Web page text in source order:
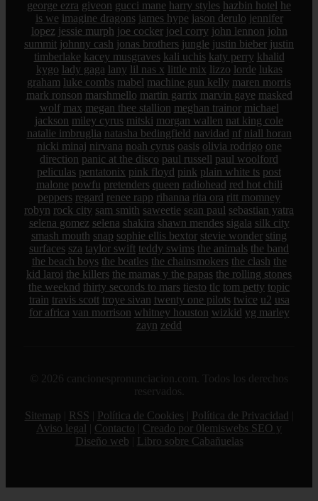
george ezra giveon gucci mane harry styles hazbin hotel he
is we imagine dragons james hype jason derulo jennifer
lopez jessie murph joe cocker joel corry john lennon john
summit johnny cash jonas brothers jungle justin bieber justin
timberlake kacey musgraves kali uchis katy perry khalid
kygo lady gaga lany lil nas x little mix lizzo lorde lukas
graham luke combs mabel machine gun kelly maren morris
mark ronson marshmello martin garrix marvin gaye masked
wolf max megan thee stallion meghan trainor michael
jackson miley cyrus mitski morgan wallen nat king cole
natalie imbruglia natasha bedingfield navidad nf niall horan
nicki minaj nirvana noah cyrus oasis olivia rodrigo one
direction panic at the disco paul russell paul woolford
peliculas pentatonix pink floyd pink plain white ts post
malone powfu pretenders queen radiohead red hot chili
peppers regard renee rapp rihanna rita ora ritt momney
robyn rock city sam smith saweetie sean paul sebastian yatra
selena gomez selena shakira shawn mendes sigala silk city
smash mouth snap sophie ellis bextor stevie wonder sting
surfaces sza taylor swift teddy swims the animals the band
the beach boys the beatles the chainsmokers the clash the
kid laroi the killers the mamas y the papas the rolling stones
the weeknd thirty seconds to mars tiesto tlc tom petty topic
train travis scott troye sivan twenty one pilots twice u2 usa
for africa van morrison whitney houston wizkid yg marley
zayn zedd
© 2026 cancionespronunciacion.com. Todos los derechos
reservados.
Sitemap
RSS Política de Cookies Política de Privacidad
Aviso legal
Contacto
Creado por 0lemiswebs SEO y
Diseño web
Libro sobre Cabañuelas